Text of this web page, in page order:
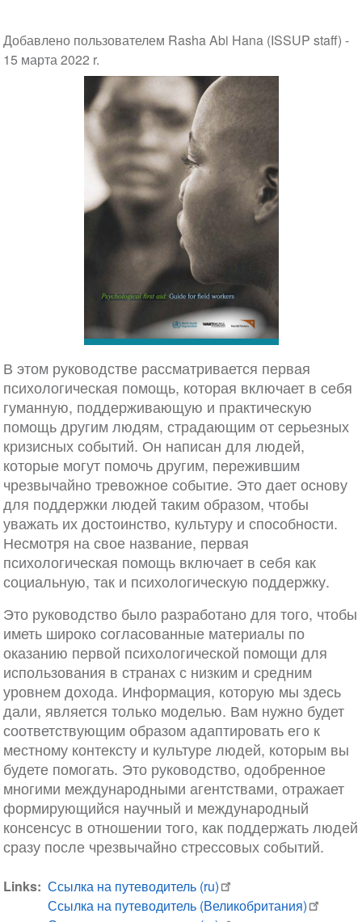
Добавлено пользователем Rasha Abi Hana (ISSUP staff) -
15 марта 2022 r.
В этом руководстве рассматривается первая
психологическая помощь, которая включает в себя
гуманную, поддерживающую и практическую
помощь другим людям, страдающим от серьезных
кризисных событий. Он написан для людей,
которые могут помочь другим, пережившим
чрезвычайно тревожное событие. Это дает основу
для поддержки людей таким образом, чтобы
уважать их достоинство, культуру и способности.
Несмотря на свое название, первая
психологическая помощь включает в себя как
социальную, так и психологическую поддержку.
Это руководство было разработано для того, чтобы
иметь широко согласованные материалы по
оказанию первой психологической помощи для
использования в странах с низким и средним
уровнем дохода. Информация, которую мы здесь
дали, является только моделью. Вам нужно будет
соответствующим образом адаптировать его к
местному контексту и культуре людей, которым вы
будете помогать. Это руководство, одобренное
многими международными агентствами, отражает
формирующийся научный и международный
консенсус в отношении того, как поддержать людей
сразу после чрезвычайно стрессовых событий.
Links Ссылка на путеводитель (ru)
Ссылка на путеводитель (Великобритания)